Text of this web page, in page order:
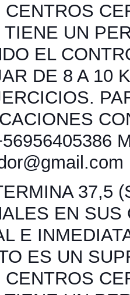
CENTROS
TIENE UN
EL
DE 8 A 10
37,5
EN
E
ES UN
CENTROS